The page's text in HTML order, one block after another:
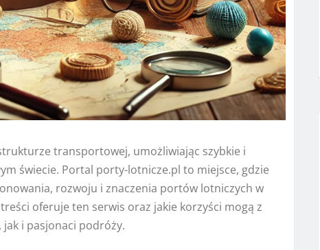
transportowej, umożliwiając szybkie i
świecie. Portal porty-lotnicze.pl to miejsce, gdzie
rozwoju i znaczenia portów lotniczych w
oferuje ten serwis oraz jakie korzyści mogą z
i pasjonaci podróży.